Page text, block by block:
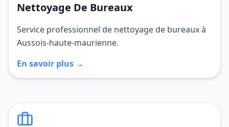
Nettoyage De Bureaux
Service professionnel de nettoyage de bureaux à
Aussois-haute-maurienne.
En savoir plus →